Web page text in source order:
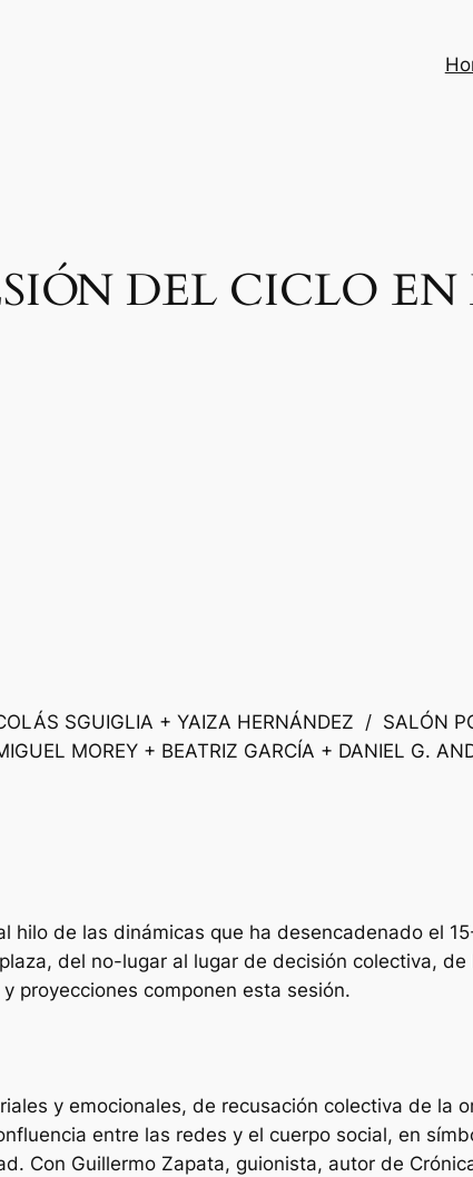
DEL CICLO EN
SGUIGLIA + YAIZA HERNÁNDEZ / SALÓN
MOREY + BEATRIZ GARCÍA + DANIEL G.
hilo de las dinámicas que ha desencadenado el
del no-lugar al lugar de decisión colectiva,
proyecciones componen esta sesión.
y emocionales, de recusación colectiva de la
entre las redes y el cuerpo social, en
Con Guillermo Zapata, guionista, autor de